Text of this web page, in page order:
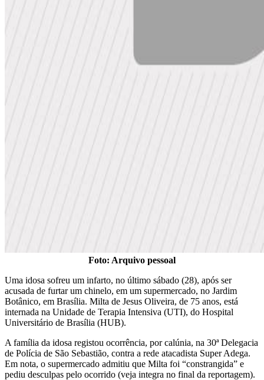
Foto: Arquivo pessoal
Uma idosa sofreu um infarto, no último sábado (28), após ser
acusada de furtar um chinelo, em um supermercado, no Jardim
Botânico, em Brasília. Milta de Jesus Oliveira, de 75 anos, está
internada na Unidade de Terapia Intensiva (UTI), do Hospital
Universitário de Brasília (HUB).
A família da idosa registou ocorrência, por calúnia, na 30ª Delegacia
de Polícia de São Sebastião, contra a rede atacadista Super Adega.
Em nota, o supermercado admitiu que Milta foi “constrangida” e
pediu desculpas pelo ocorrido (veja integra no final da reportagem).